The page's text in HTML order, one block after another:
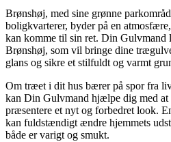
Brønshøj, med sine grønne
boligkvarterer, byder på en
kan komme til sin ret. Din Gulvmand
Brønshøj, som vil bringe dine
glans og sikre et stilfuldt og varmt
Om træet i dit hus bærer på spor fra
kan Din Gulvmand hjælpe dig med
præsentere et nyt og forbedret look.
kan fuldstændigt ændre hjemmets
både er varigt og smukt.